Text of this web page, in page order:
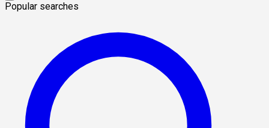
Popular searches